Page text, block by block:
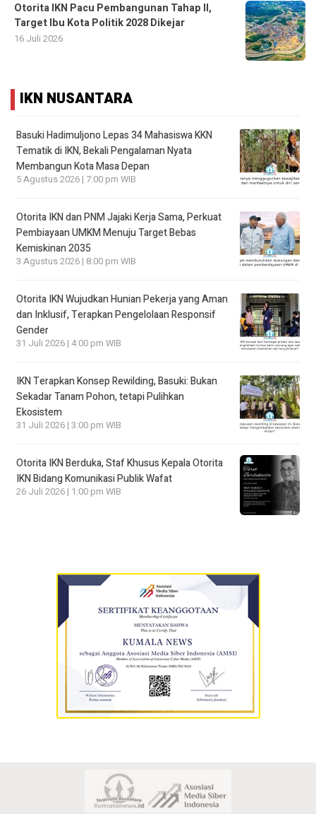
Otorita IKN Pacu Pembangunan Tahap II,
Target Ibu Kota Politik 2028 Dikejar
16 Juli 2026
IKN NUSANTARA
Basuki Hadimuljono Lepas 34 Mahasiswa KKN
Tematik di IKN, Bekali Pengalaman Nyata
Membangun Kota Masa Depan
5 Agustus 2026 | 7:00 pm WIB
Otorita IKN dan PNM Jajaki Kerja Sama, Perkuat
Pembiayaan UMKM Menuju Target Bebas
Kemiskinan 2035
3 Agustus 2026 | 8:00 pm WIB
Otorita IKN Wujudkan Hunian Pekerja yang Aman
dan Inklusif, Terapkan Pengelolaan Responsif
Gender
31 Juli 2026 | 4:00 pm WIB
IKN Terapkan Konsep Rewilding, Basuki: Bukan
Sekadar Tanam Pohon, tetapi Pulihkan
Ekosistem
31 Juli 2026 | 3:00 pm WIB
Otorita IKN Berduka, Staf Khusus Kepala Otorita
IKN Bidang Komunikasi Publik Wafat
26 Juli 2026 | 1:00 pm WIB